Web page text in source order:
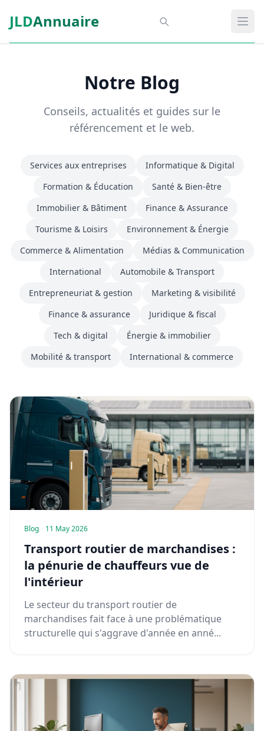
Aspect SDM
JLDAnnuaire
Notre Blog
Conseils, actualités et guides sur le
référencement et le web.
Services aux entreprises
Informatique & Digital
Formation & Éducation
Santé & Bien-être
Immobilier & Bâtiment
Finance & Assurance
Tourisme & Loisirs
Environnement & Énergie
Commerce & Alimentation
Médias & Communication
International
Automobile & Transport
Entrepreneuriat & gestion
Marketing & visibilité
Finance & assurance
Juridique & fiscal
Tech & digital
Énergie & immobilier
Mobilité & transport
International & commerce
Blog · 11 May 2026
Transport routier de marchandises :
la pénurie de chauffeurs vue de
l'intérieur
Le secteur du transport routier de
marchandises fait face à une problématique
structurelle qui s'aggrave d'année en anné...